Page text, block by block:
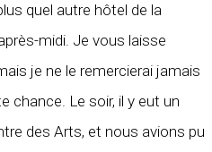
quel autre hôtel de la
midi. Je vous laisse
je ne le remercierai jamais
chance. Le soir, il y eut un
des Arts, et nous avions pu